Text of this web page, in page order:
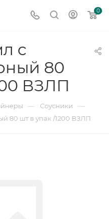
0
с
80
ВЗЛП
— Соусники —
80 шт в упак /1200 ВЗЛП